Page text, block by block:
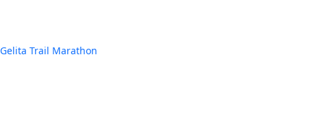
Gelita Trail Marathon